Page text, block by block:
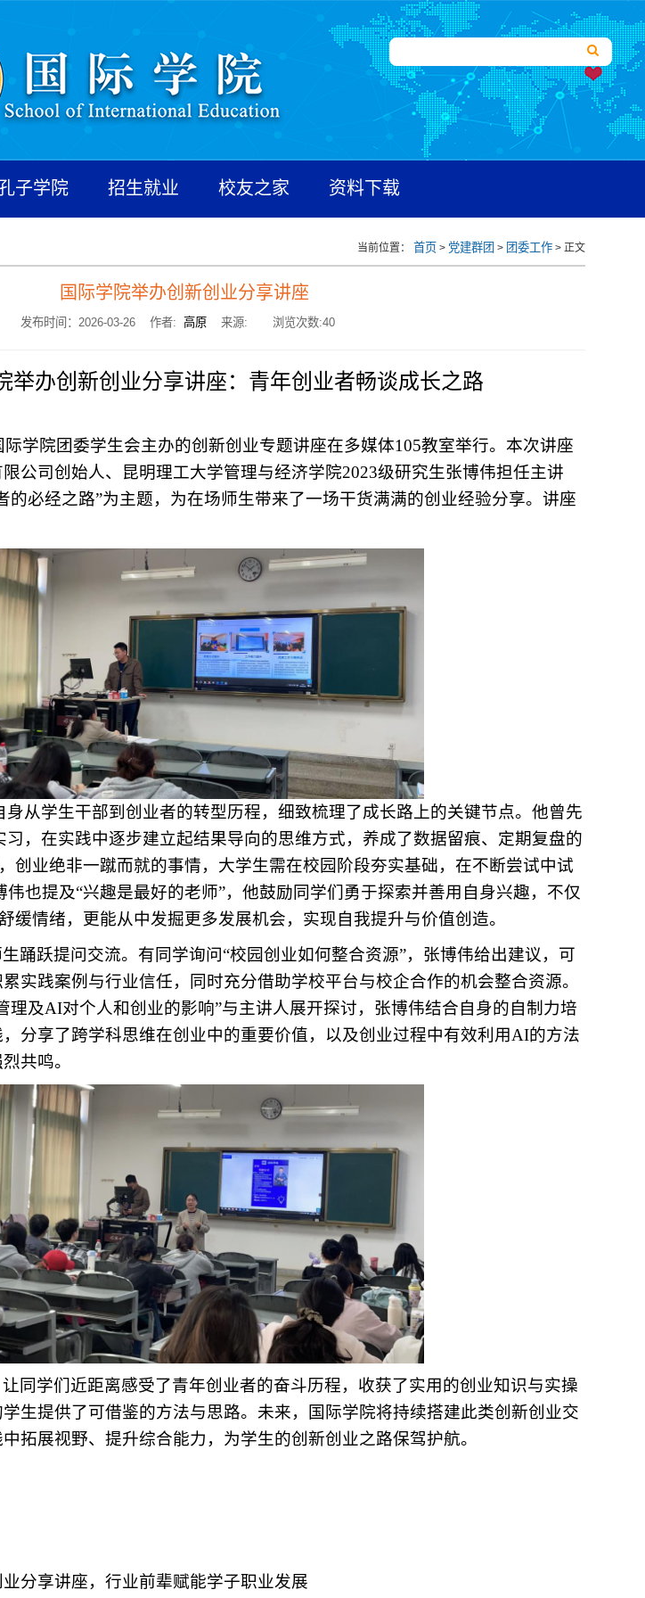
子学院 招生就业 校友之家 资料下载
当前位置： 首页 > 党建群团 > 团委工作 > 正文
国际学院举办创新创业分享讲座
发布时间：2026-03-26 作者: 高原 来源: 浏览次数:40
举办创新创业分享讲座： 青年创业者畅谈成长之路
际学院团委学生会主办的创新创业专题讲座在多媒体105教室举行。本次讲座
公司创始人、昆明理工大学管理与经济学院2023级研究生张博伟担任主讲
的必经之路”为主题，为在场师生带来了一场干货满满的创业经验分享。讲座
从学生干部到创业者的转型历程，细致梳理了成长路上的关键节点。他曾先
，在实践中逐步建立起结果导向的思维方式，养成了数据留痕、定期复盘的
创业绝非一蹴而就的事情，大学生需在校园阶段夯实基础，在不断尝试中试
也提及“兴趣是最好的老师”，他鼓励同学们勇于探索并善用自身兴趣，不仅
缓情绪，更能从中发掘更多发展机会，实现自我提升与价值创造。
踊跃提问交流。有同学询问“校园创业如何整合资源”，张博伟给出建议，可
实践案例与行业信任，同时充分借助学校平台与校企合作的机会整合资源。
理及AI对个人和创业的影响”与主讲人展开探讨，张博伟结合自身的自制力培
分享了跨学科思维在创业中的重要价值，以及创业过程中有效利用AI的方法
共鸣。
同学们近距离感受了青年创业者的奋斗历程，收获了实用的创业知识与实操
生提供了可借鉴的方法与思路。未来，国际学院将持续搭建此类创新创业交
拓展视野、提升综合能力，为学生的创新创业之路保驾护航。
分享讲座，行业前辈赋能学子职业发展